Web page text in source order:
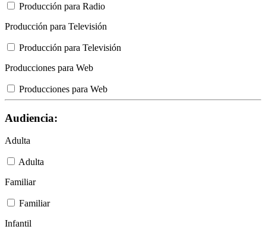
Producción para Radio
Producción para Televisión
Producción para Televisión
Producciones para Web
Producciones para Web
Audiencia:
Adulta
Adulta
Familiar
Familiar
Infantil